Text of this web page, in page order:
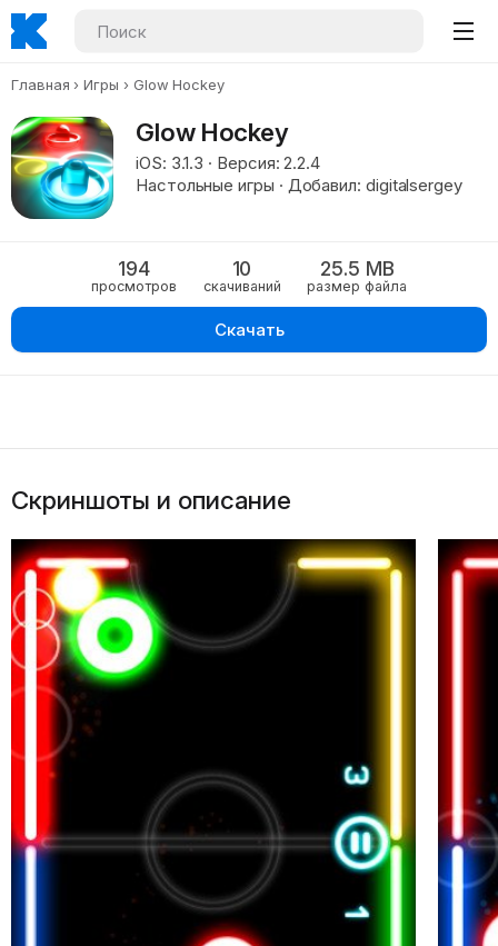
Главная Игры Glow Hockey
Glow Hockey
iOS: 3.1.3 · Версия: 2.2.4
Настольные игры · Добавил: digitalsergey
194
просмотров
10
скачиваний
25.5 MB
размер файла
Скачать
Скриншоты и описание